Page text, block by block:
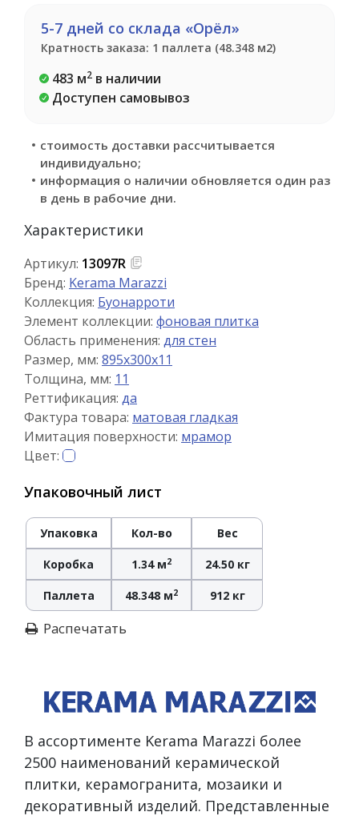
5-7 дней со склада «Орёл»
Кратность заказа: 1 паллета (48.348 м2)
483 м2 в наличии
Доступен самовывоз
стоимость доставки рассчитывается
индивидуально;
информация о наличии обновляется один раз
в день в рабочие дни.
Характеристики
Артикул: 13097R
Бренд: Kerama Marazzi
Коллекция: Буонарроти
Элемент коллекции: фоновая плитка
Область применения: для стен
Размер, мм: 895x300x11
Толщина, мм: 11
Реттификация: да
Фактура товара: матовая гладкая
Имитация поверхности: мрамор
Цвет:
Упаковочный лист
Упаковка Кол-во Вес
Коробка 1.34 м2 24.50 кг
Паллета 48.348 м2 912 кг
Распечатать
В ассортименте Kerama Marazzi более
2500 наименований керамической
плитки, керамогранита, мозаики и
декоративный изделий. Представленные